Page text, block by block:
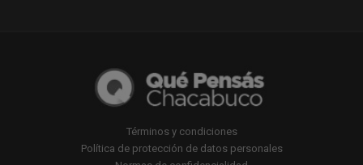
Términos y condiciones
Política de protección de datos personales